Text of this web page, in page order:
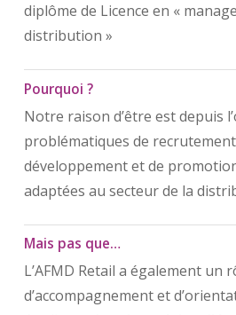
diplôme de Licence en «
distribution »
Pourquoi ?
Notre raison d’être est depuis
problématiques de
développement et de
adaptées au secteur de la
Mais pas que…
L’AFMD Retail a également un
d’accompagnement et